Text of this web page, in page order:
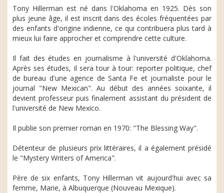
Tony Hillerman est né dans l'Oklahoma en 1925. Dès son
plus jeune âge, il est inscrit dans des écoles fréquentées par
des enfants d'origine indienne, ce qui contribuera plus tard à
mieux lui faire approcher et comprendre cette culture.
Il fait des études en journalisme à l'université d'Oklahoma.
Après ses études, il sera tour à tour: reporter politique, chef
de bureau d'une agence de Santa Fe et journaliste pour le
journal "New Mexican". Au début des années soixante, il
devient professeur puis finalement assistant du président de
l'université de New Mexico.
Il publie son premier roman en 1970: "The Blessing Way".
Détenteur de plusieurs prix littéraires, il a également présidé
le "Mystery Writers of America".
Père de six enfants, Tony Hillerman vit aujourd'hui avec sa
femme, Marie, à Albuquerque (Nouveau Mexique).